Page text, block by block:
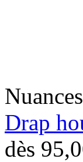
Nuances
Drap
dès